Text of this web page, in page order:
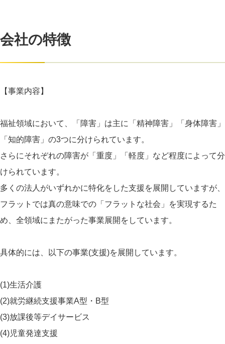
会社の特徴
【事業内容】
福祉領域において、「障害」は主に「精神障害」「身体障害」
「知的障害」の3つに分けられています。
さらにそれぞれの障害が「重度」「軽度」など程度によって分
けられています。
多くの法人がいずれかに特化をした支援を展開していますが、
フラットでは真の意味での「フラットな社会」を実現するた
め、全領域にまたがった事業展開をしています。
具体的には、以下の事業(支援)を展開しています。
(1)生活介護
(2)就労継続支援事業A型・B型
(3)放課後等デイサービス
(4)児童発達支援